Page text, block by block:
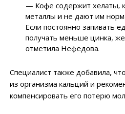
— Кофе содержит хелаты,
металлы и не дают им
Если постоянно запивать
получать меньше цинка,
отметила Нефедова.
Специалист также добавила,
из организма кальций и
компенсировать его потерю